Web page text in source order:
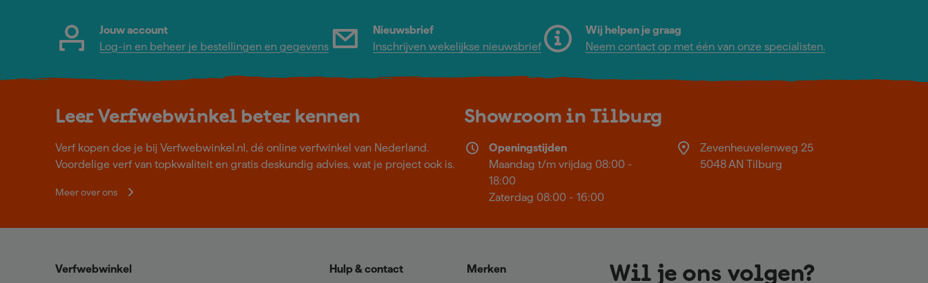
Jouw account
Log-in en beheer je bestellingen en gegevens
Nieuwsbrief
Inschrijven wekelijkse nieuwsbrief
Wij helpen je graag
Neem contact op met één van onze specialisten.
Leer Verfwebwinkel beter kennen
Verf kopen doe je bij Verfwebwinkel.nl, dé online verfwinkel van Nederland.
Voordelige verf van topkwaliteit en gratis deskundig advies, wat je project ook is.
Meer over ons
Showroom in Tilburg
Openingstijden
Maandag t/m vrijdag 08:00 -
18:00
Zaterdag 08:00 - 16:00
Zevenheuvelenweg 25
5048 AN Tilburg
Verfwebwinkel Hulp & contact Merken Wil je ons volgen?